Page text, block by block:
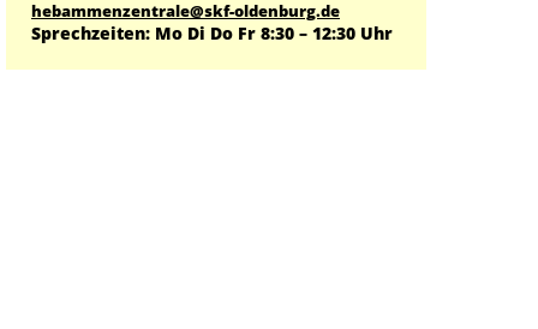
hebammenzentrale@skf-oldenburg.de
Sprechzeiten: Mo Di Do Fr 8:30 – 12:30 Uhr